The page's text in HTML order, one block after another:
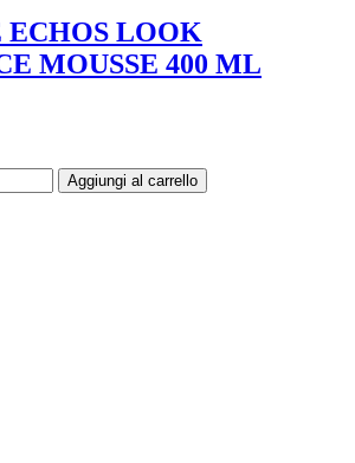
ECHOS LOOK
MOUSSE 400 ML
Aggiungi al carrello